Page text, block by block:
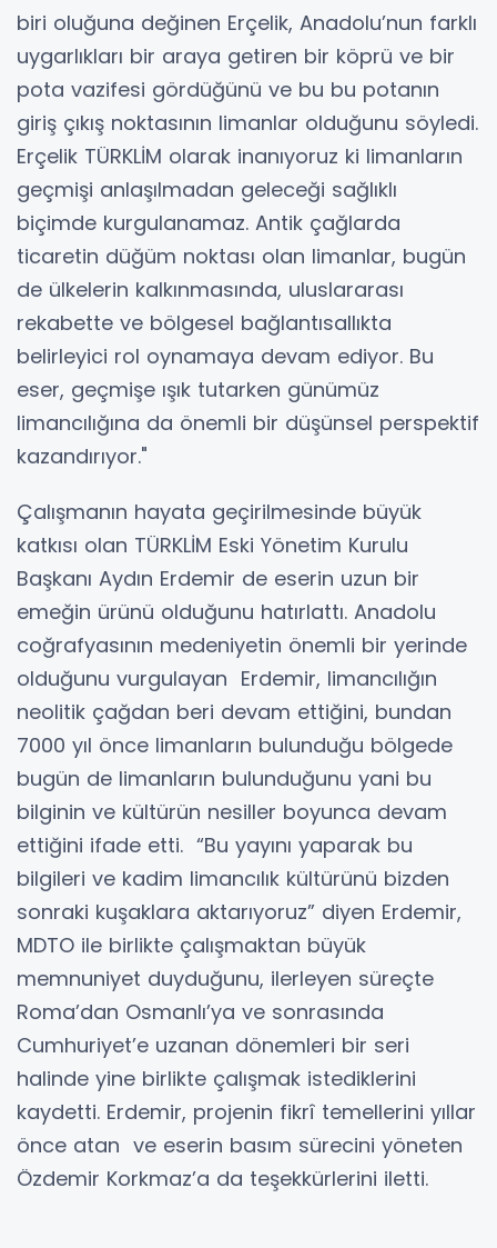
biri oluğuna değinen Erçelik, Anadolu’nun farklı
uygarlıkları bir araya getiren bir köprü ve bir
pota vazifesi gördüğünü ve bu bu potanın
giriş çıkış noktasının limanlar olduğunu söyledi.
Erçelik TÜRKLİM olarak inanıyoruz ki limanların
geçmişi anlaşılmadan geleceği sağlıklı
biçimde kurgulanamaz. Antik çağlarda
ticaretin düğüm noktası olan limanlar, bugün
de ülkelerin kalkınmasında, uluslararası
rekabette ve bölgesel bağlantısallıkta
belirleyici rol oynamaya devam ediyor. Bu
eser, geçmişe ışık tutarken günümüz
limancılığına da önemli bir düşünsel perspektif
kazandırıyor."
Çalışmanın hayata geçirilmesinde büyük
katkısı olan TÜRKLİM Eski Yönetim Kurulu
Başkanı Aydın Erdemir de eserin uzun bir
emeğin ürünü olduğunu hatırlattı. Anadolu
coğrafyasının medeniyetin önemli bir yerinde
olduğunu vurgulayan Erdemir, limancılığın
neolitik çağdan beri devam ettiğini, bundan
7000 yıl önce limanların bulunduğu bölgede
bugün de limanların bulunduğunu yani bu
bilginin ve kültürün nesiller boyunca devam
ettiğini ifade etti. “Bu yayını yaparak bu
bilgileri ve kadim limancılık kültürünü bizden
sonraki kuşaklara aktarıyoruz” diyen Erdemir,
MDTO ile birlikte çalışmaktan büyük
memnuniyet duyduğunu, ilerleyen süreçte
Roma’dan Osmanlı’ya ve sonrasında
Cumhuriyet’e uzanan dönemleri bir seri
halinde yine birlikte çalışmak istediklerini
kaydetti. Erdemir, projenin fikrî temellerini yıllar
önce atan ve eserin basım sürecini yöneten
Özdemir Korkmaz’a da teşekkürlerini iletti.